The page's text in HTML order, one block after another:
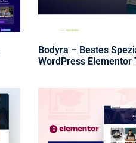
Bodyra – Bestes
WordPress Elementor